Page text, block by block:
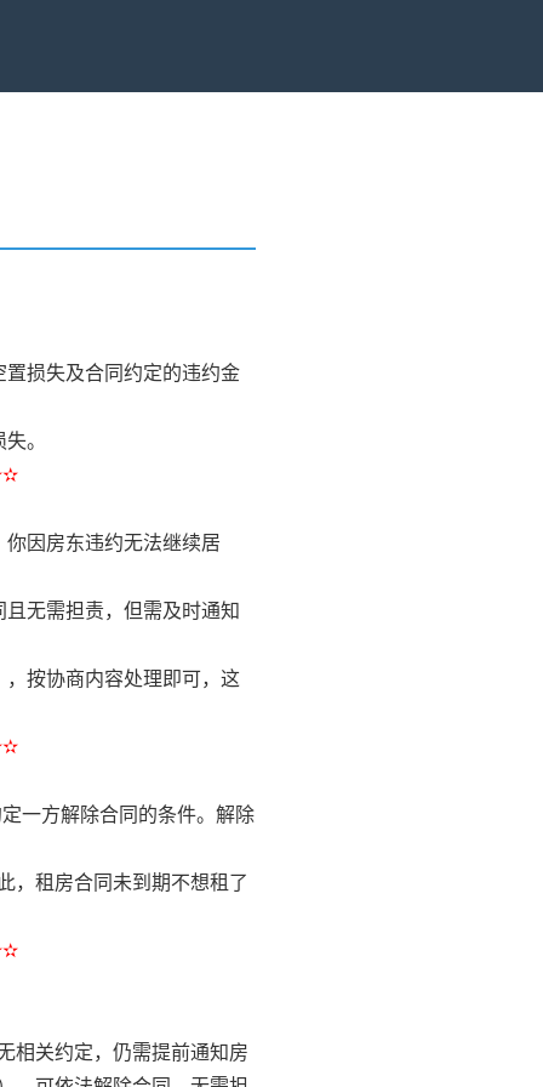
损失及合同约定的违约金
。
因房东违约无法继续居
无需担责，但需及时通知
按协商内容处理即可，这
一方解除合同的条件。解除
，租房合同未到期不想租了
相关约定，仍需提前通知房